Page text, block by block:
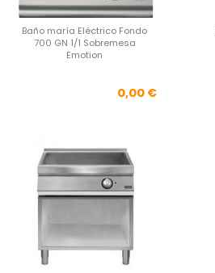
Baño maría Eléctrico Fondo
700 GN 1/1 Sobremesa
Emotion
Precio
0,00 €